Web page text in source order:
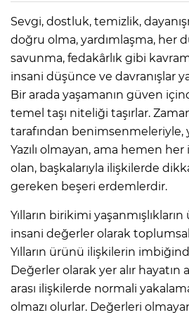
Sevgi, dostluk, temizlik,
doğru olma, yardımlaşma, her
savunma, fedakârlık gibi
insani düşünce ve davranışlar
Bir arada yaşamanın güven
temel taşı niteliği taşırlar.
tarafından benimsenmeleriyle,
Yazılı olmayan, ama hemen
olan, başkalarıyla ilişkilerde
gereken beşeri erdemlerdir.
Yılların birikimi
insani değerler olarak toplumsal
Yılların ürünü ilişkilerin
Değerler olarak yer alır hayatın
arası ilişkilerde normali
olmazı olurlar. Değerleri